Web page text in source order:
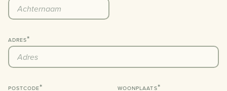
ADRES
POSTCODE WOONPLAATS